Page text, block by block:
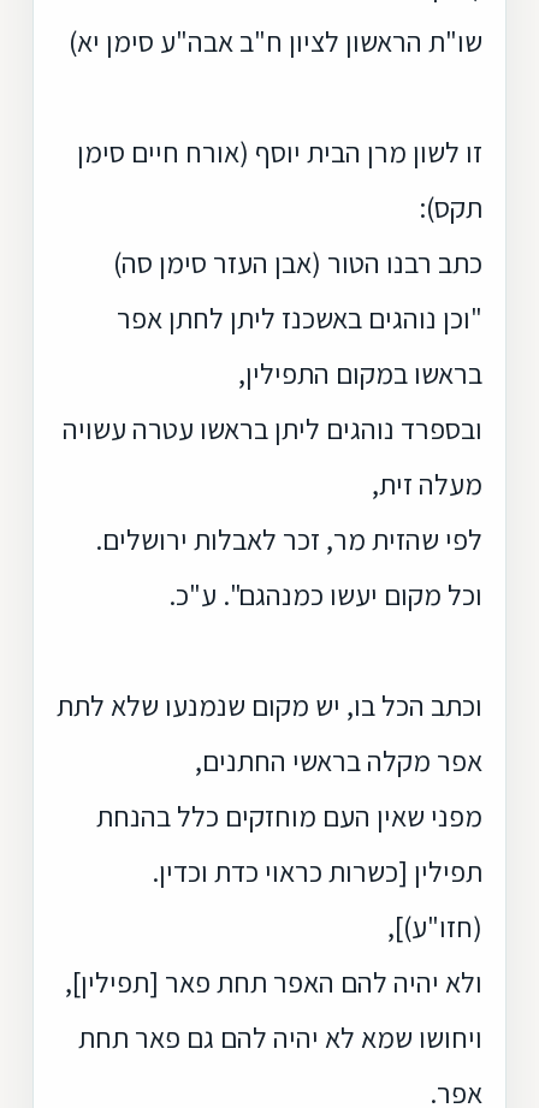
שו"ת הראשון לציון ח"ב אבה"ע סימן יא)
זו לשון מרן הבית יוסף (אורח חיים סימן
תקס):
כתב רבנו הטור (אבן העזר סימן סה)
"וכן נוהגים באשכנז ליתן לחתן אפר
בראשו במקום התפילין,
ובספרד נוהגים ליתן בראשו עטרה עשויה
מעלה זית,
לפי שהזית מר, זכר לאבלות ירושלים.
וכל מקום יעשו כמנהגם". ע"כ.
וכתב הכל בו, יש מקום שנמנעו שלא לתת
אפר מקלה בראשי החתנים,
מפני שאין העם מוחזקים כלל בהנחת
תפילין [כשרות כראוי כדת וכדין.
(חזו"ע)],
ולא יהיה להם האפר תחת פאר [תפילין],
ויחושו שמא לא יהיה להם גם פאר תחת
אפר.